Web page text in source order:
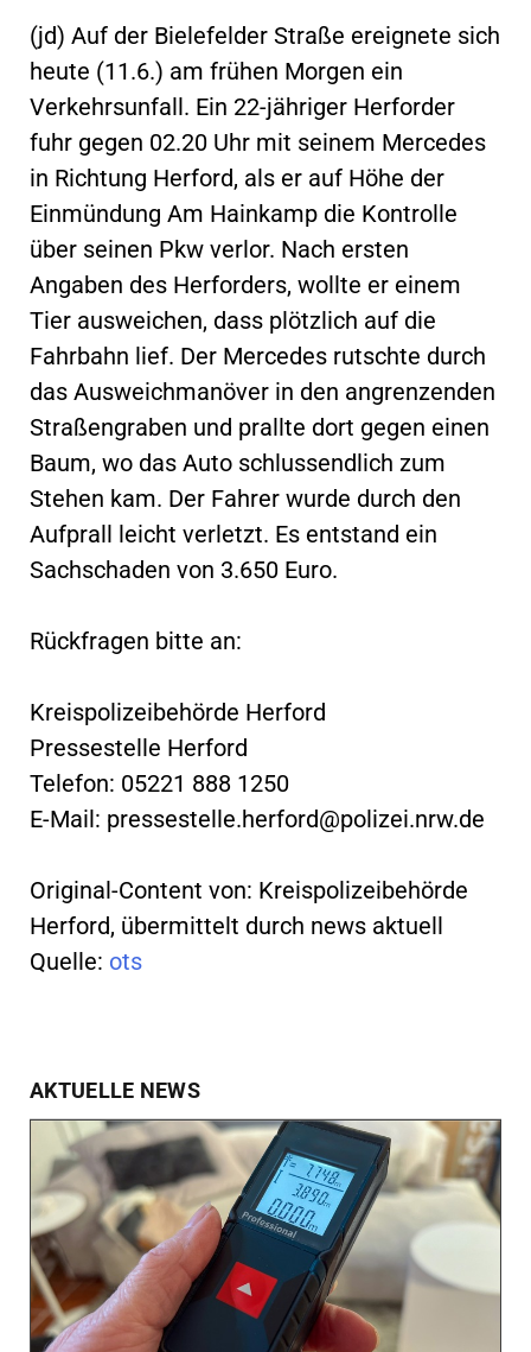
(jd) Auf der Bielefelder Straße ereignete sich
heute (11.6.) am frühen Morgen ein
Verkehrsunfall. Ein 22-jähriger Herforder
fuhr gegen 02.20 Uhr mit seinem Mercedes
in Richtung Herford, als er auf Höhe der
Einmündung Am Hainkamp die Kontrolle
über seinen Pkw verlor. Nach ersten
Angaben des Herforders, wollte er einem
Tier ausweichen, dass plötzlich auf die
Fahrbahn lief. Der Mercedes rutschte durch
das Ausweichmanöver in den angrenzenden
Straßengraben und prallte dort gegen einen
Baum, wo das Auto schlussendlich zum
Stehen kam. Der Fahrer wurde durch den
Aufprall leicht verletzt. Es entstand ein
Sachschaden von 3.650 Euro.
Rückfragen bitte an:
Kreispolizeibehörde Herford
Pressestelle Herford
Telefon: 05221 888 1250
E-Mail: pressestelle.herford@polizei.nrw.de
Original-Content von: Kreispolizeibehörde
Herford, übermittelt durch news aktuell
Quelle: ots
AKTUELLE NEWS